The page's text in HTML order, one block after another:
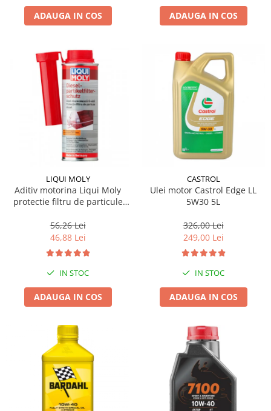
ADAUGA IN COS ADAUGA IN COS
LIQUI MOLY
Aditiv motorina Liqui Moly
protectie filtru de particule
56,26 Lei
46,88 Lei
IN STOC
ADAUGA IN COS
CASTROL
Ulei motor Castrol Edge LL
5W30 5L
326,00 Lei
249,00 Lei
IN STOC
ADAUGA IN COS